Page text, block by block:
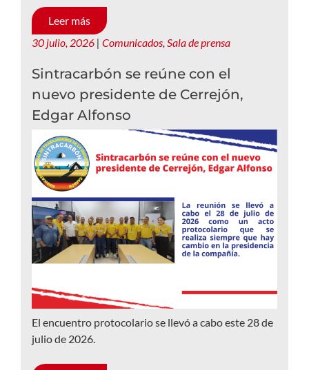
Leer más
30 julio, 2026 | Comunicados, Sala de prensa
Sintracarbón se reúne con el
nuevo presidente de Cerrejón,
Edgar Alfonso
El encuentro protocolario se llevó a cabo este 28 de
julio de 2026.